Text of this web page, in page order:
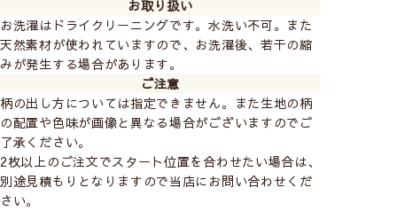
お取り扱い
お洗濯はドライクリーニングです。水洗い不可。また
天然素材が使われていますので、お洗濯後、若干の縮
みが発生する場合があります。
ご注意
柄の出し方については指定できません。また生地の柄
の配置や色味が画像と異なる場合がございますのでご
了承ください。
2枚以上のご注文でスタート位置を合わせたい場合は、
別途見積もりとなりますので当店にお問い合わせくだ
さい。